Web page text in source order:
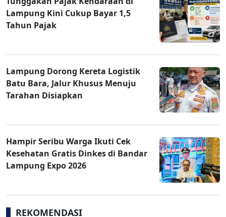
Lampung Kini Cukup Bayar 1,5
Tahun Pajak
Lampung Dorong Kereta Logistik
Batu Bara, Jalur Khusus Menuju
Tarahan Disiapkan
Hampir Seribu Warga Ikuti Cek
Kesehatan Gratis Dinkes di Bandar
Lampung Expo 2026
REKOMENDASI